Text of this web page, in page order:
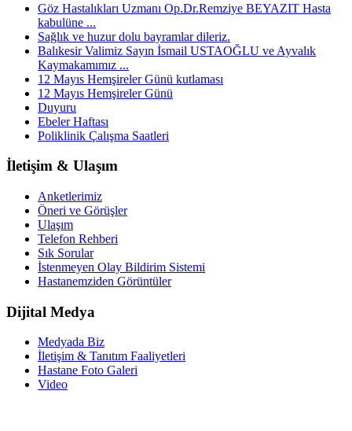
Göz Hastalıkları Uzmanı Op.Dr.Remziye BEYAZIT Hasta
kabulüne ...
Sağlık ve huzur dolu bayramlar dileriz.
Balıkesir Valimiz Sayın İsmail USTAOĞLU ve Ayvalık
Kaymakamımız ...
12 Mayıs Hemşireler Günü kutlaması
12 Mayıs Hemşireler Günü
Duyuru
Ebeler Haftası
Poliklinik Çalışma Saatleri
İletişim & Ulaşım
Anketlerimiz
Öneri ve Görüşler
Ulaşım
Telefon Rehberi
Sık Sorular
İstenmeyen Olay Bildirim Sistemi
Hastanemziden Görüntüler
Dijital Medya
Medyada Biz
İletişim & Tanıtım Faaliyetleri
Hastane Foto Galeri
Video